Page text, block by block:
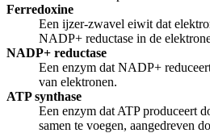
Ferredoxine
Een ijzer-zwavel eiwit dat
NADP+ reductase in de
NADP+ reductase
Een enzym dat NADP+
van elektronen.
ATP synthase
Een enzym dat ATP produceert
samen te voegen, aangedreven